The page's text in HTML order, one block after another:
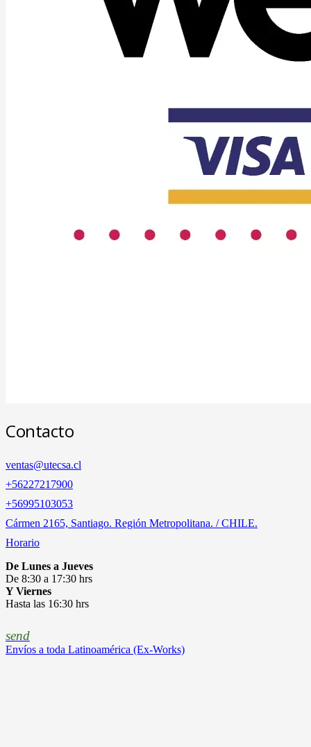
Contacto
ventas@utecsa.cl
+56227217900
‎+56995103053
Cármen 2165, Santiago. Región Metropolitana. / CHILE.
Horario
De Lunes a Jueves
De 8:30 a 17:30 hrs
Y Viernes
Hasta las 16:30 hrs
send
Envíos a toda Latinoamérica (Ex-Works)